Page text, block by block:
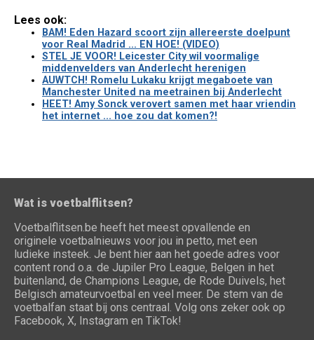
Lees ook:
BAM! Eden Hazard scoort zijn allereerste doelpunt
voor Real Madrid ... EN HOE! (VIDEO)
STEL JE VOOR! Leicester City wil voormalige
middenvelders van Anderlecht herenigen
AUWTCH! Romelu Lukaku krijgt megaboete van
Manchester United na meetrainen bij Anderlecht
HEET! Amy Sonck verovert samen met haar vriendin
het internet ... hoe zou dat komen?!
Wat is voetbalflitsen?
Voetbalflitsen.be heeft het meest opvallende en
originele voetbalnieuws voor jou in petto, met een
ludieke insteek. Je bent hier aan het goede adres voor
content rond o.a. de Jupiler Pro League, Belgen in het
buitenland, de Champions League, de Rode Duivels, het
Belgisch amateurvoetbal en veel meer. De stem van de
voetbalfan staat bij ons centraal. Volg ons zeker ook op
Facebook, X, Instagram en TikTok!